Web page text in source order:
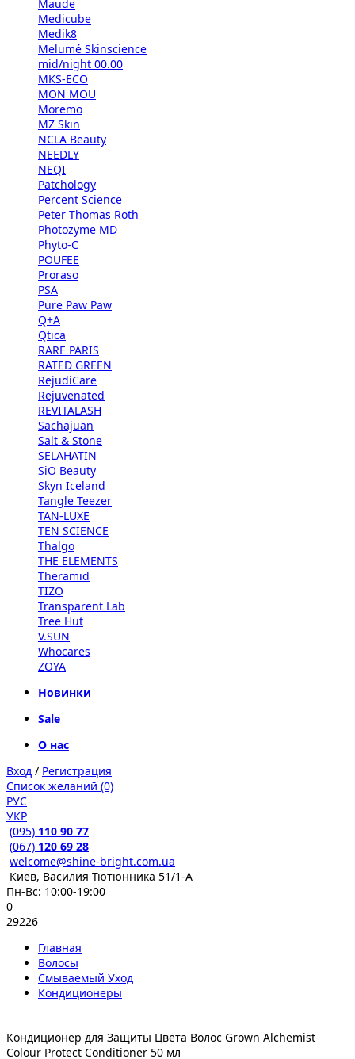
Maude
Medicube
Medik8
Melumé Skinscience
mid/night 00.00
MKS-ECO
MON MOU
Moremo
MZ Skin
NCLA Beauty
NEEDLY
NEQI
Patchology
Percent Science
Peter Thomas Roth
Photozyme MD
Phyto-C
POUFEE
Proraso
PSA
Pure Paw Paw
Q+A
Qtica
RARE PARIS
RATED GREEN
RejudiCare
Rejuvenated
REVITALASH
Sachajuan
Salt & Stone
SELAHATIN
SiO Beauty
Skyn Iceland
Tangle Teezer
TAN-LUXE
TEN SCIENCE
Thalgo
THE ELEMENTS
Theramid
TIZO
Transparent Lab
Tree Hut
V.SUN
Whocares
ZOYA
Новинки
Sale
О нас
Вход / Регистрация
Список желаний (0)
РУС
УКР
(095) 110 90 77
(067) 120 69 28
welcome@shine-bright.com.ua
Киев, Василия Тютюнника 51/1-А
Пн-Вс: 10:00-19:00
0
29226
Главная
Волосы
Смываемый Уход
Кондиционеры
Кондиционер для Защиты Цвета Волос Grown Alchemist
Colour Protect Conditioner 50 мл